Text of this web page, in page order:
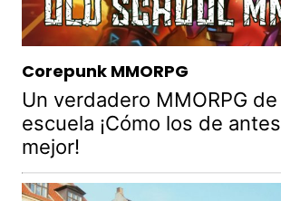
Corepunk MMORPG
Un verdadero MMORPG
escuela ¡Cómo los de
mejor!